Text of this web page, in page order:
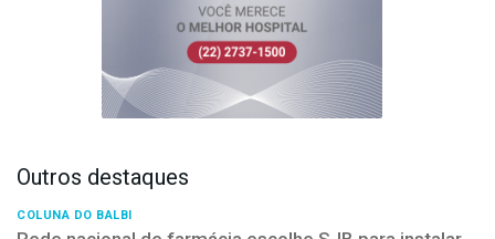
Outros destaques
COLUNA DO BALBI